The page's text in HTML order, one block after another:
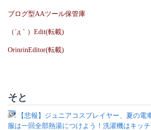
ブログ型AAツール保管庫
（´д｀）Edit(転載)
OrinrinEditor(転載)
そと
【悲報】ジュニアコスプレイヤー、夏の電
服は一回全部熱湯につけよう！洗濯機はキッ